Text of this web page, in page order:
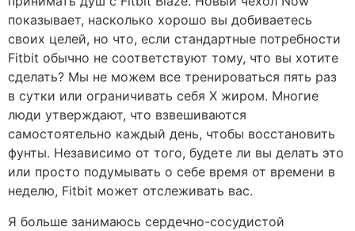
показывает, насколько хорошо вы добиваетесь
своих целей, но что, если стандартные потребности
Fitbit обычно не соответствуют тому, что вы хотите
сделать? Мы не можем все тренироваться пять раз
в сутки или ограничивать себя Х жиром. Многие
люди утверждают, что взвешиваются
самостоятельно каждый день, чтобы восстановить
фунты. Независимо от того, будете ли вы делать это
или просто подумывать о себе время от времени в
неделю, Fitbit может отслеживать вас.
Я больше занимаюсь сердечно-сосудистой